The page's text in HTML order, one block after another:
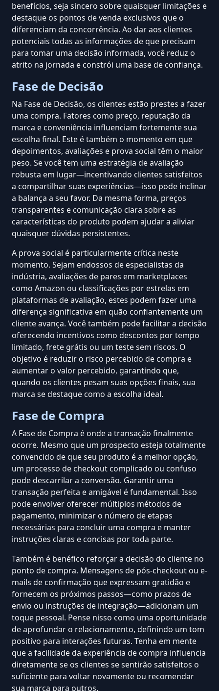
benefícios, seja sincero sobre quaisquer limitações e
destaque os pontos de venda exclusivos que o
diferenciam da concorrência. Ao dar aos clientes
potenciais todas as informações de que precisam
para tomar uma decisão informada, você reduz o
atrito na jornada e constrói uma base de confiança.
Fase de Decisão
Na Fase de Decisão, os clientes estão prestes a fazer
uma compra. Fatores como preço, reputação da
marca e conveniência influenciam fortemente sua
escolha final. Este é também o momento em que
depoimentos, avaliações e prova social têm o maior
peso. Se você tem uma estratégia de avaliação
robusta em lugar—incentivando clientes satisfeitos
a compartilhar suas experiências—isso pode inclinar
a balança a seu favor. Da mesma forma, preços
transparentes e comunicação clara sobre as
características do produto podem ajudar a aliviar
quaisquer dúvidas persistentes.
A prova social é particularmente crítica neste
momento. Sejam endossos de especialistas da
indústria, avaliações de pares em marketplaces
como Amazon ou classificações por estrelas em
plataformas de avaliação, estes podem fazer uma
diferença significativa em quão confiantemente um
cliente avança. Você também pode facilitar a decisão
oferecendo incentivos como descontos por tempo
limitado, frete grátis ou um teste sem riscos. O
objetivo é reduzir o risco percebido de compra e
aumentar o valor percebido, garantindo que,
quando os clientes pesam suas opções finais, sua
marca se destaque como a escolha ideal.
Fase de Compra
A Fase de Compra é ondea transação finalmente
ocorre. Mesmo que um prospecto esteja totalmente
convencido de que seu produto é a melhor opção,
um processo de checkout complicado ou confuso
pode descarrilar a conversão. Garantir uma
transação perfeita e amigável é fundamental. Isso
pode envolver oferecer múltiplos métodos de
pagamento, minimizar o número de etapas
necessárias para concluir uma compra e manter
instruções claras e concisas por toda parte.
Também é benéfico reforçar a decisão do cliente no
ponto de compra. Mensagens de pós-checkout ou e-
mails de confirmação que expressam gratidão e
fornecem os próximos passos—como prazos de
envio ou instruções de integração—adicionam um
toque pessoal. Pense nisso como uma oportunidade
de aprofundar o relacionamento, definindo um tom
positivo para interações futuras. Tenha em mente
que a facilidade da experiência de compra influencia
diretamente se os clientes se sentirão satisfeitos o
suficiente para voltar novamente ou recomendar
sua marca para outros.